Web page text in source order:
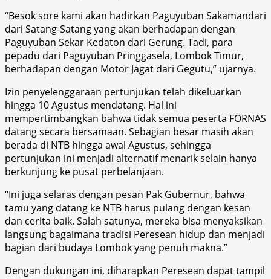
“Besok sore kami akan hadirkan Paguyuban Sakamandari
dari Satang-Satang yang akan berhadapan dengan
Paguyuban Sekar Kedaton dari Gerung. Tadi, para
pepadu dari Paguyuban Pringgasela, Lombok Timur,
berhadapan dengan Motor Jagat dari Gegutu,” ujarnya.
Izin penyelenggaraan pertunjukan telah dikeluarkan
hingga 10 Agustus mendatang. Hal ini
mempertimbangkan bahwa tidak semua peserta FORNAS
datang secara bersamaan. Sebagian besar masih akan
berada di NTB hingga awal Agustus, sehingga
pertunjukan ini menjadi alternatif menarik selain hanya
berkunjung ke pusat perbelanjaan.
“Ini juga selaras dengan pesan Pak Gubernur, bahwa
tamu yang datang ke NTB harus pulang dengan kesan
dan cerita baik. Salah satunya, mereka bisa menyaksikan
langsung bagaimana tradisi Peresean hidup dan menjadi
bagian dari budaya Lombok yang penuh makna.”
Dengan dukungan ini, diharapkan Peresean dapat tampil